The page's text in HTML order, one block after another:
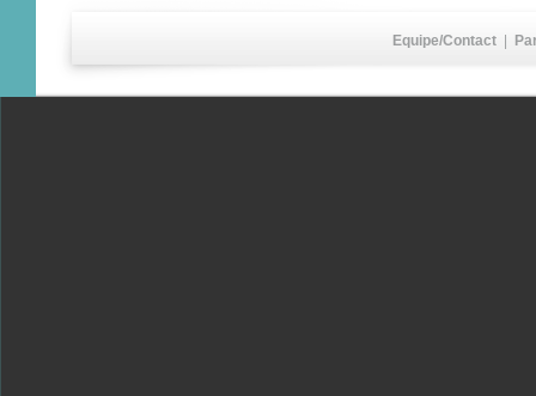
Equipe/Contact